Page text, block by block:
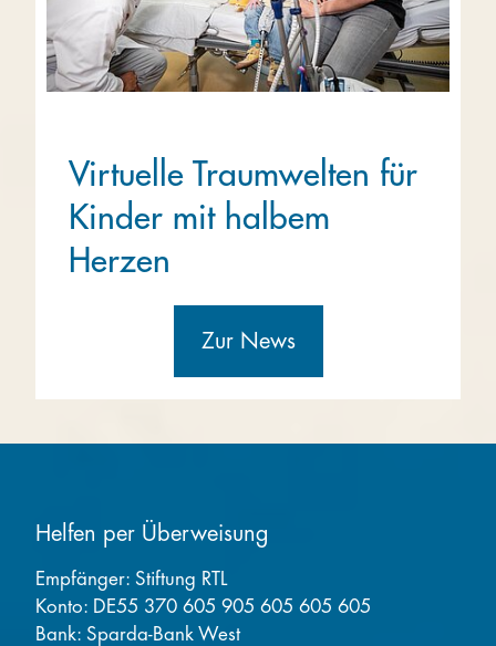
Virtuelle Traumwelten für
Kinder mit halbem
Herzen
Zur News
Helfen per Überweisung
Empfänger: Stiftung RTL
Konto: DE55 370 605 905 605 605 605
Bank: Sparda-Bank West